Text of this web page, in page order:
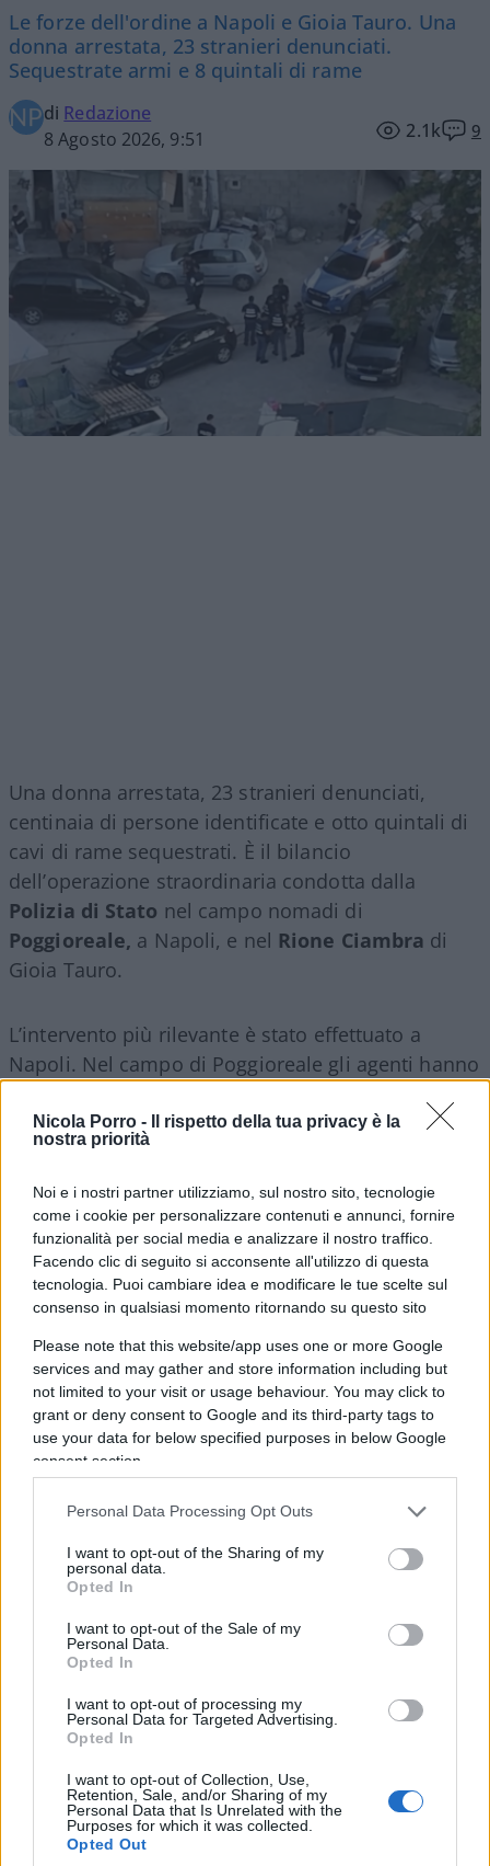
Nicola Porro -
Il rispetto della tua privacy è la
nostra priorità
Noi e i nostri partner utilizziamo, sul nostro sito, tecnologie
come i cookie per personalizzare contenuti e annunci, fornire
funzionalità per social media e analizzare il nostro traffico.
Facendo clic di seguito si acconsente all'utilizzo di questa
tecnologia. Puoi cambiare idea e modificare le tue scelte sul
consenso in qualsiasi momento ritornando su questo sito
Please note that this website/app uses one or more Google
services and may gather and store information including but
not limited to your visit or usage behaviour. You may click to
grant or deny consent to Google and its third-party tags to
use your data for below specified purposes in below Google
consent section.
Personal Data Processing Opt Outs
I want to opt-out of the Sharing of my
personal data.
Opted In
I want to opt-out of the Sale of my
Personal Data.
Opted In
I want to opt-out of processing my
Personal Data for Targeted Advertising.
Opted In
I want to opt-out of Collection, Use,
Retention, Sale, and/or Sharing of my
Personal Data that Is Unrelated with the
Purposes for which it was collected.
Opted Out
Le forze dell'ordine a Napoli e Gioia Tauro. Una
donna arrestata, 23 stranieri denunciati.
Sequestrate armi e 8 quintali di rame
di Redazione
8 Agosto 2026, 9:51
2.1k 9
Una donna arrestata, 23 stranieri denunciati,
centinaia di persone identificate e otto quintali di
cavi di rame sequestrati. È il bilancio
dell’operazione straordinaria condotta dalla
Polizia di Stato nel campo nomadi di
Poggioreale, a Napoli, e nel Rione Ciambra di
Gioia Tauro.
L’intervento più rilevante è stato effettuato a
Napoli. Nel campo di Poggioreale gli agenti hanno
detenzione illegale di arma da fuoco,
ricettazione, resistenza a pubblico ufficiale e furto
aggravato di energia elettrica. Durante i controlli è
stata infatti recuperata anche una pistola calibro 9
con caricatore.
stata trovata in possesso di una
e di altri
oggetti considerati atti ad offendere. Altri 22
stranieri maggiorenni sono invece finiti nei guai
per il presuntofurto aggravato di energia
investigatori, erano stati predisposti collegamenti
abusivi alla rete pubblica.